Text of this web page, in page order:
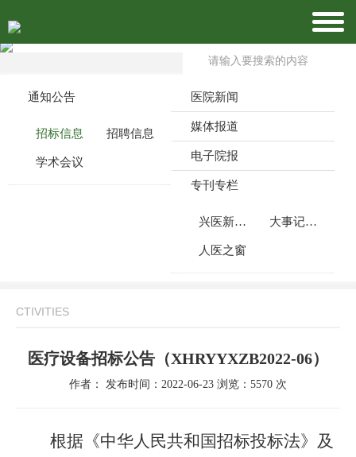
通知公告
招标信息 招聘信息
学术会议
医院新闻
媒体报道
电子院报
专刊专栏
兴医新闻周刊 大事记月报
人医之窗
CTIVITIES
医疗设备招标公告（XHRYYXZB2022-06）
作者： 发布时间：2022-06-23 浏览：5570 次
根据《中华人民共和国招标投标法》及